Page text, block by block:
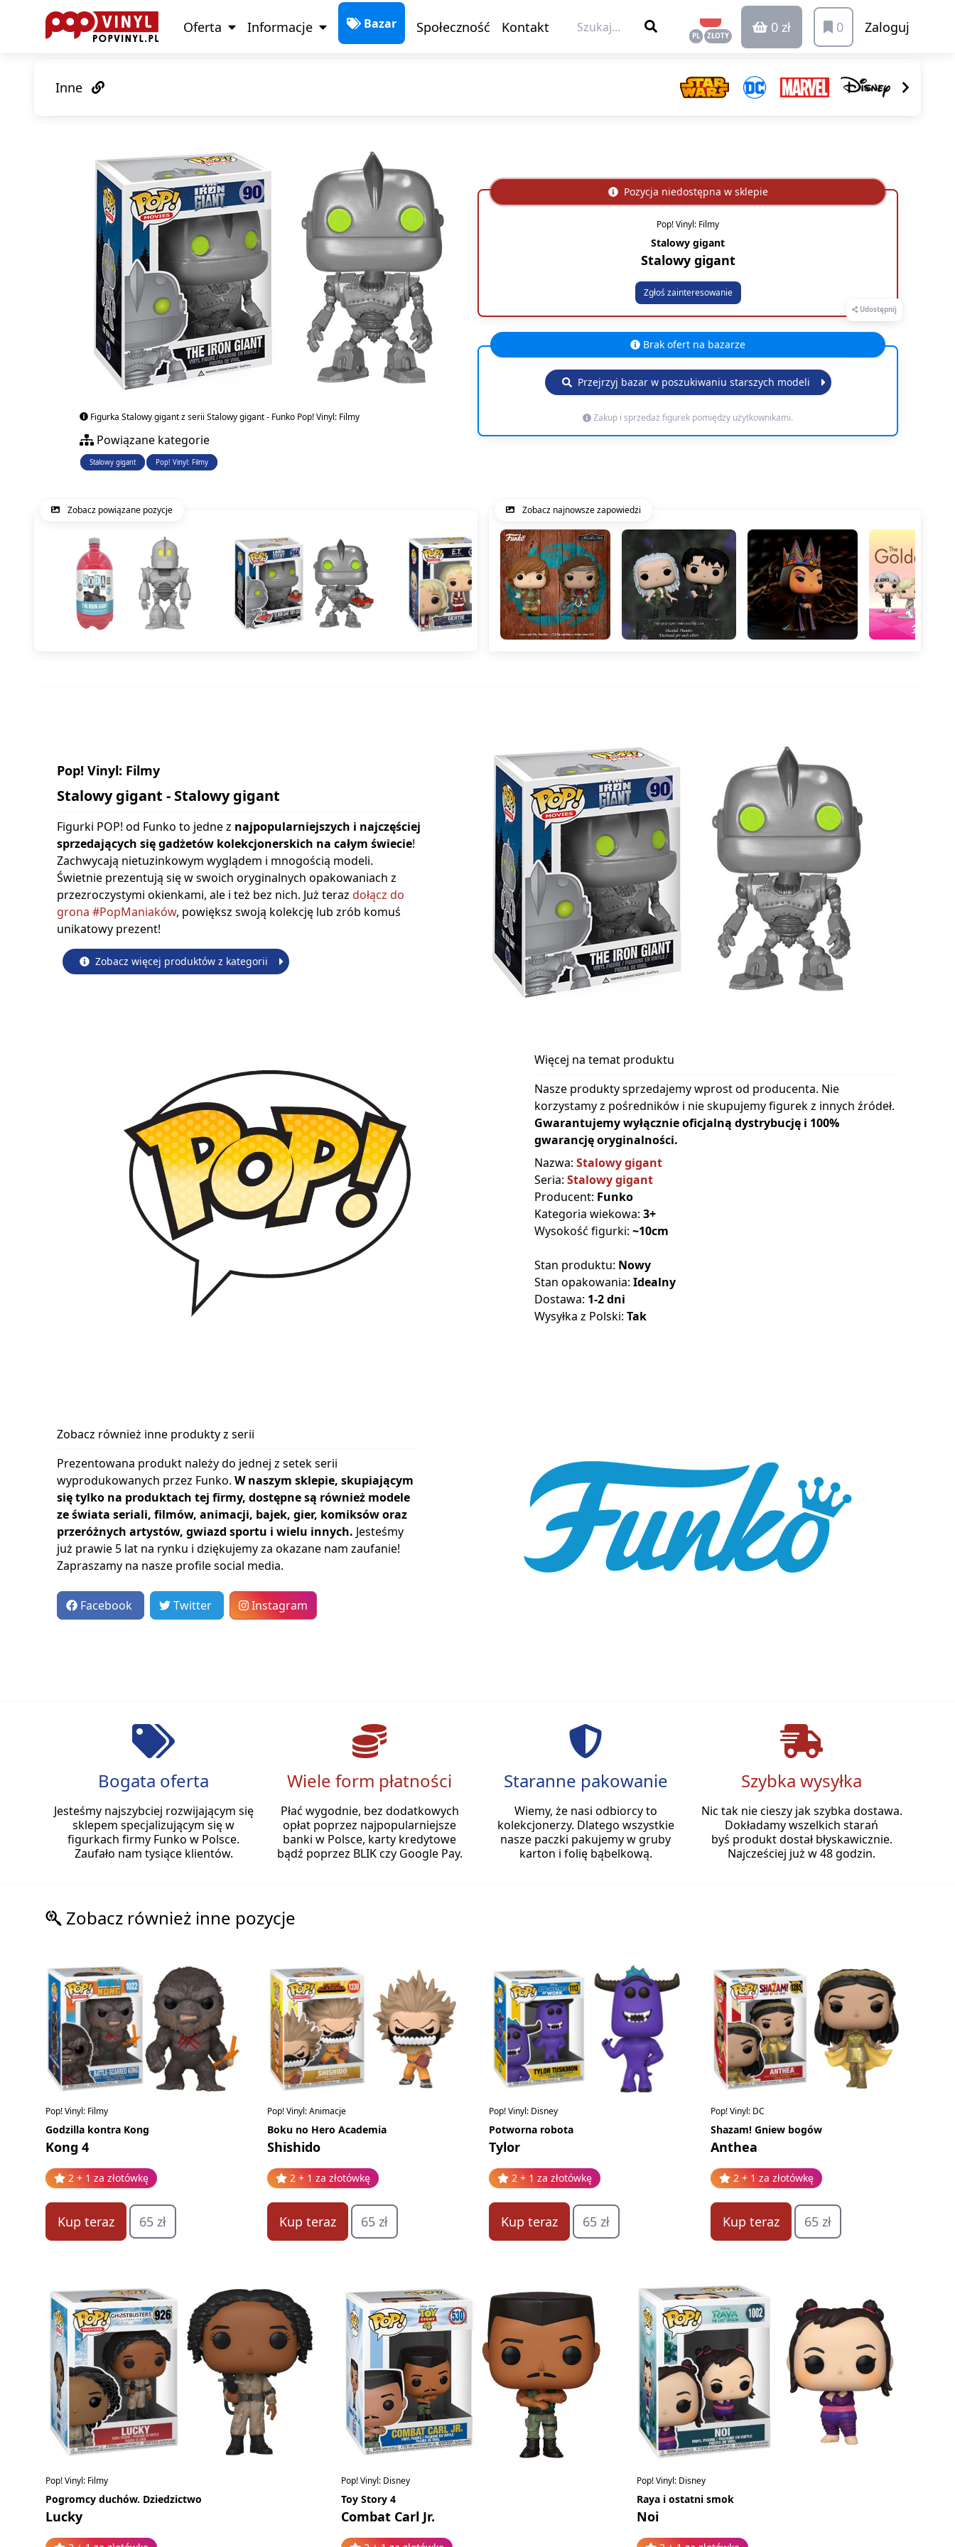
Oferta Informacje Bazar Społeczność Kontakt
PL ZŁOTY
0 zł 0 Zaloguj
Inne
Figurka Stalowy gigant z serii Stalowy gigant - Funko Pop! Vinyl: Filmy
Powiązane kategorie
Stalowy gigant Pop! Vinyl: Filmy
Udostępnij
Pozycja niedostępna w sklepie
Pop! Vinyl: Filmy
Stalowy gigant
Stalowy gigant
Zgłoś zainteresowanie
Brak ofert na bazarze
Przejrzyj bazar w poszukiwaniu starszych modeli
Zakup i sprzedaż figurek pomiędzy użytkownikami.
Zobacz powiązane pozycje Zobacz najnowsze zapowiedzi
Pop! Vinyl: Filmy
Stalowy gigant - Stalowy gigant
Figurki POP! od Funko to jedne z najpopularniejszych i najczęściej
sprzedających się gadżetów kolekcjonerskich na całym świecie!
Zachwycają nietuzinkowym wyglądem i mnogością modeli.
Świetnie prezentują się w swoich oryginalnych opakowaniach z
przezroczystymi okienkami, ale i też bez nich. Już teraz dołącz do
grona #PopManiaków, powiększ swoją kolekcję lub zrób komuś
unikatowy prezent!
Zobacz więcej produktów z kategorii
Więcej na temat produktu
Nasze produkty sprzedajemy wprost od producenta. Nie
korzystamy z pośredników i nie skupujemy figurek z innych źródeł.
Gwarantujemy wyłącznie oficjalną dystrybucję i 100%
gwarancję oryginalności.
Nazwa: Stalowy gigant
Seria: Stalowy gigant
Producent: Funko
Kategoria wiekowa: 3+
Wysokość figurki: ~10cm
Stan produktu: Nowy
Stan opakowania: Idealny
Dostawa: 1-2 dni
Wysyłka z Polski: Tak
Zobacz również inne produkty z serii
Prezentowana produkt należy do jednej z setek serii
wyprodukowanych przez Funko. W naszym sklepie, skupiającym
się tylko na produktach tej firmy, dostępne są również modele
ze świata seriali, filmów, animacji, bajek, gier, komiksów oraz
przeróżnych artystów, gwiazd sportu i wielu innych. Jesteśmy
już prawie 5 lat na rynku i dziękujemy za okazane nam zaufanie!
Zapraszamy na nasze profile social media.
Facebook Twitter Instagram
Bogata oferta
Jesteśmy najszybciej rozwijającym się
sklepem specjalizującym się w
figurkach firmy Funko w Polsce.
Zaufało nam tysiące klientów.
Wiele form płatności
Płać wygodnie, bez dodatkowych
opłat poprzez najpopularniejsze
banki w Polsce, karty kredytowe
bądź poprzez BLIK czy Google Pay.
Staranne pakowanie
Wiemy, że nasi odbiorcy to
kolekcjonerzy. Dlatego wszystkie
nasze paczki pakujemy w gruby
karton i folię bąbelkową.
Szybka wysyłka
Nic tak nie cieszy jak szybka dostawa.
Dokładamy wszelkich starań
byś produkt dostał błyskawicznie.
Najcześciej już w 48 godzin.
Zobacz również inne pozycje
Pop! Vinyl: Filmy
Godzilla kontra Kong
Kong 4
2 + 1 za złotówkę
Kup teraz 65 zł
Pop! Vinyl: Animacje
Boku no Hero Academia
Shishido
2 + 1 za złotówkę
Kup teraz 65 zł
Pop! Vinyl: Disney
Potworna robota
Tylor
2 + 1 za złotówkę
Kup teraz 65 zł
Pop! Vinyl: DC
Shazam! Gniew bogów
Anthea
2 + 1 za złotówkę
Kup teraz 65 zł
Pop! Vinyl: Filmy
Pogromcy duchów. Dziedzictwo
Lucky
Pop! Vinyl: Disney
Toy Story 4
Combat Carl Jr.
Pop! Vinyl: Disney
Raya i ostatni smok
Noi